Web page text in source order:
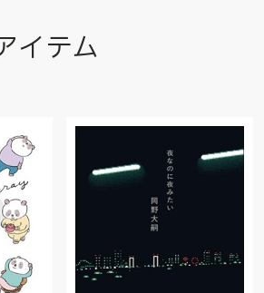
イテム